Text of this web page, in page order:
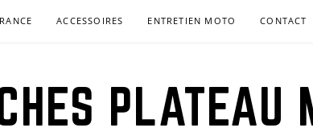
ACCESSOIRES ENTRETIEN MOTO CONTACT
PLATEAU